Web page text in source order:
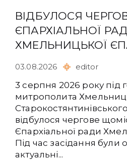
ВІДБУЛОСЯ
ЄПАРХІАЛЬНОЇ
ХМЕЛЬНИЦЬКОЇ
03.08.2026 editor
3 серпня 2026 року під
митрополита
відбулося чергове
Єпархіальної ради
Під час засідання були
актуальні...